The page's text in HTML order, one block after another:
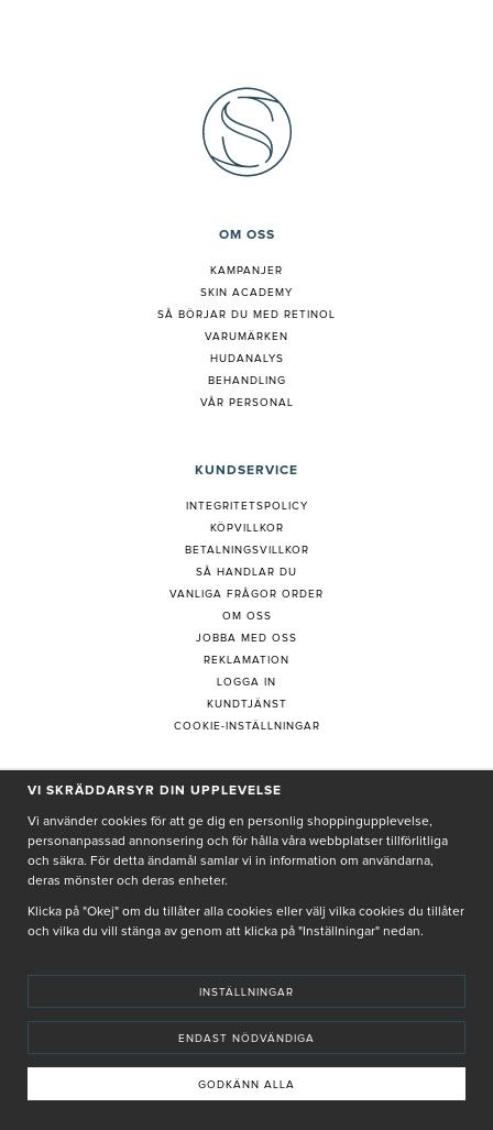
OM OSS
KAMPANJER
SKIN ACADEMY
SÅ BÖRJAR DU MED RETINOL
VARUMÄRKEN
HUDANALYS
BEHANDLING
VÅR PERSONAL
KUNDSERVICE
INTEGRITETSPOLICY
KÖPVILLKOR
BETALNINGSVILLKOR
SÅ HANDLAR DU
VANLIGA FRÅGOR ORDER
OM OSS
JOBBA MED OSS
REKLAMATION
LOGGA IN
KUNDTJÄNST
COOKIE-INSTÄLLNINGAR
PRENUMERERA PÅ NYHETSBREV
Genom att ge min e-post, accepterar jag Seth och Sallyintegritetspolicy
De uppgifter du matar in kommer endast användas till våra nyhetsbrev.
INNEHÅLLET OCH REKOMMENDATIONERNA PÅ DENNA SIDA ÄR FRAMTAGNA OCH GRANSKADE
AV VÅRA AUKTORISERADE HUDTERAPEUTER.
VI SKRÄDDARSYR DIN UPPLEVELSE
Vi använder cookies för att ge dig en personlig shoppingupplevelse,
personanpassad annonsering och för hålla våra webbplatser tillförlitliga
och säkra. För detta ändamål samlar vi in information om användarna,
deras mönster och deras enheter.
Klicka på "Okej" om du tillåter alla cookies eller välj vilka cookies du tillåter
och vilka du vill stänga av genom att klicka på "Inställningar" nedan.
INSTÄLLNINGAR
ENDAST NÖDVÄNDIGA
GODKÄNN ALLA